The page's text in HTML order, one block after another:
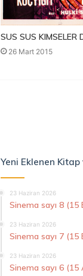
SUS SUS KIMSELER
26 Mart 2015
Yeni Eklenen
23 Haziran 2026
Sinema sayı 8 (15
23 Haziran 2026
Sinema sayı 7 (15
23 Haziran 2026
Sinema sayı 6 (15